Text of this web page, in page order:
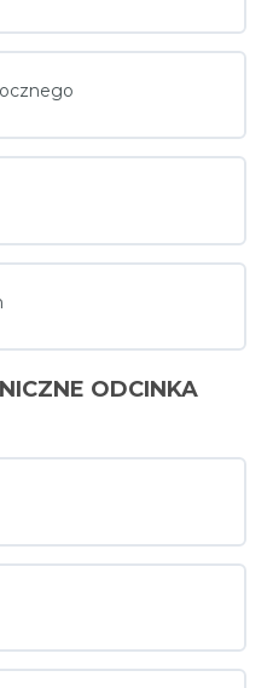
ODCINKA